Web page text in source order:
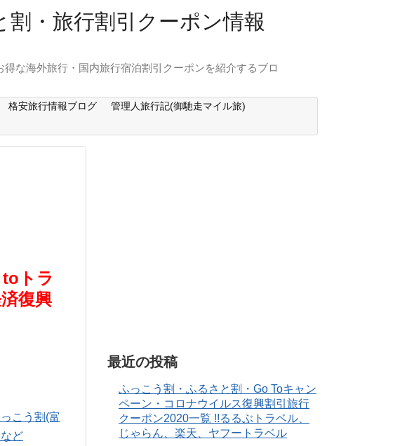
・旅行割引クーポン情報
な海外旅行・国内旅行宿泊割引クーポンを紹介するブロ
格安旅行情報ブログ
管理人旅行記(御馳走マイル旅)
トラ
復興
こう割(富
ど
最近の投稿
ふっこう割・ふるさと割・Go Toキャン
ペーン・コロナウイルス復興割引旅行
クーポン2020一覧 !!るるぶトラベル、
じゃらん、楽天、ヤフートラベル